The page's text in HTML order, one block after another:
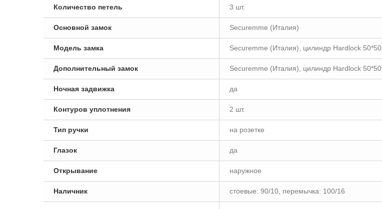
Количество петель 3 шт.
Основной замок Securemme (Италия)
Модель замка Securemme (Италия), цилиндр Hardlock 50*50
Дополнительный замок Securemme (Италия), цилиндр Hardlock 50*50
Ночная задвижка да
Контуров уплотнения 2 шт.
Тип ручки на розетке
Глазок да
Открывание наружное
Наличник стоевые: 90/10, перемычка: 100/16